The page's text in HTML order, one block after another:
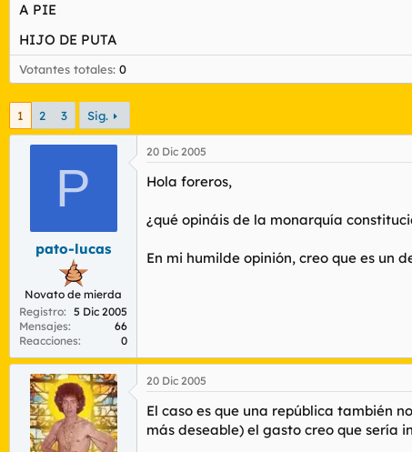
m
a
A PIE
HIJO DE PUTA
Votantes totales 0
1 2 3 Sig.
P
pato-lucas
Novato de mierda
Registro
5 Dic 2005
Mensajes
66
Reacciones
0
20 Dic 2005
Hola foreros,
¿qué opináis de la monarquía
En mi humilde opinión, creo que es un
20 Dic 2005
El caso es que una república también
más deseable) el gasto creo que sería